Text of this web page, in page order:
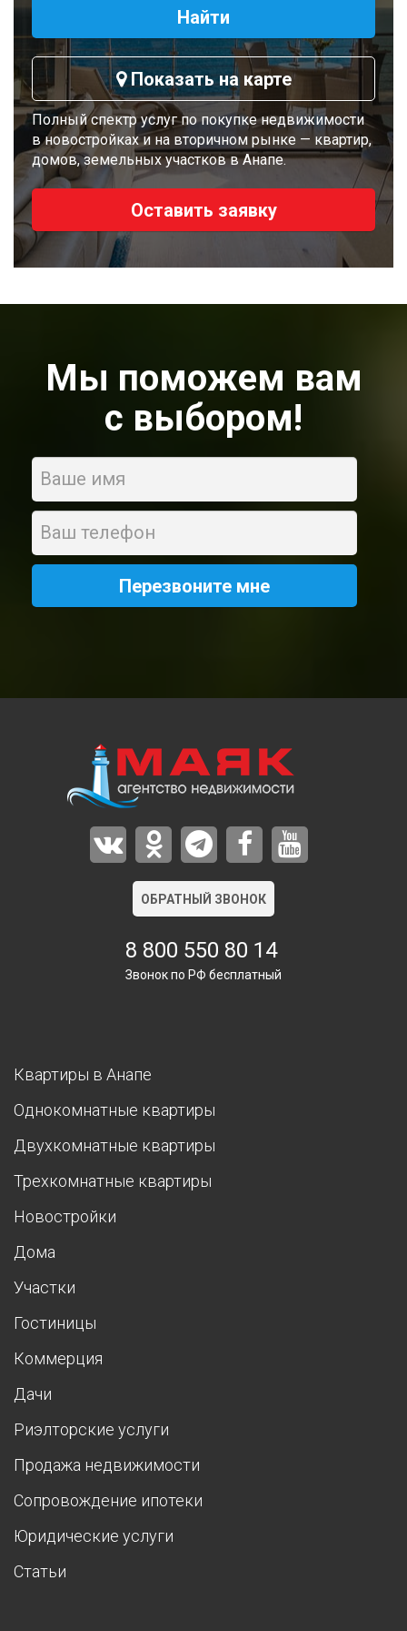
Найти
Показать на карте
Полный спектр услуг по покупке недвижимости
в новостройках и на вторичном рынке — квартир,
домов, земельных участков в Анапе.
Оставить заявку
Мы поможем вам
с выбором!
Name
Phone
ОБРАТНЫЙ ЗВОНОК
8 800 550 80 14
Звонок по РФ бесплатный
Квартиры в Анапе
Однокомнатные квартиры
Двухкомнатные квартиры
Трехкомнатные квартиры
Новостройки
Дома
Участки
Гостиницы
Коммерция
Дачи
Риэлторские услуги
Продажа недвижимости
Сопровождение ипотеки
Юридические услуги
Статьи